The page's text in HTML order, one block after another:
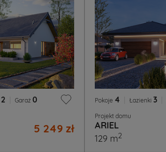
2 Garaż 0
5 249 zł
Pokoje 4 Łazienki 3
Projekt domu
ARIEL
129 m2